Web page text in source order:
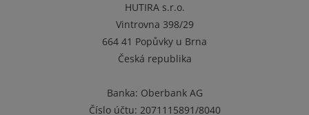
HUTIRA s.r.o.
Vintrovna 398/29
664 41 Popůvky u Brna
Česká republika
Banka: Oberbank AG
Číslo účtu: 2071115891/8040